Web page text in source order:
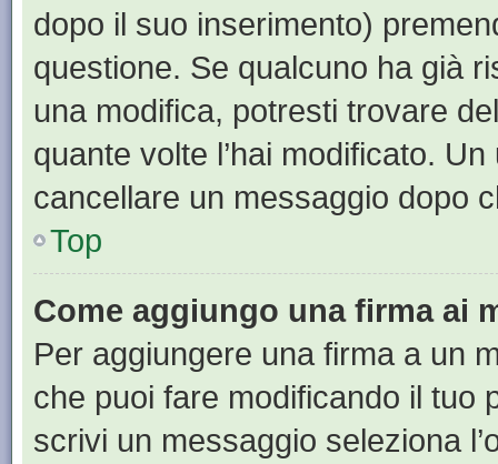
dopo il suo inserimento)
questione. Se qualcuno ha già
una modifica, potresti trovare
quante volte l’hai modificato.
cancellare un messaggio dopo
Top
Come aggiungo una firma ai
Per aggiungere una firma a un
che puoi fare modificando il tuo
scrivi un messaggio seleziona